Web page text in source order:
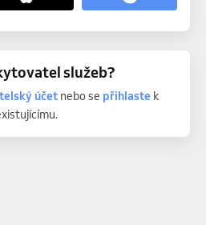
služeb?
účetnebo se přihlastek